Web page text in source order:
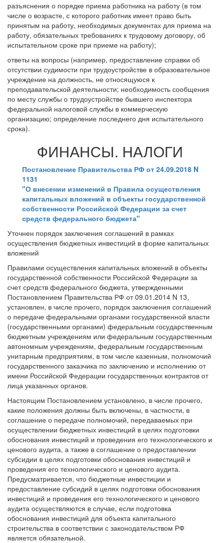
разъяснения о порядке приема работника на работу (в том
числе о возрасте, с которого работник имеет право быть
принятым на работу, необходимых документах для приема на
работу, обязательных требованиях к трудовому договору, об
испытательном сроке при приеме на работу);
ответы на вопросы (например, предоставление справки об
отсутствии судимости при трудоустройстве в образовательное
учреждение на должность, не относящуюся к
преподавательской деятельности; необходимость сообщения
по месту службы о трудоустройстве бывшего инспектора
федеральной налоговой службы в коммерческую
организацию; определение последнего дня испытательного
срока).
ФИНАНСЫ. НАЛОГИ
Постановление Правительства РФ от 24.09.2018 N
1131
"О внесении изменений в Правила осуществления
капитальных вложений в объекты государственной
собственности Российской Федерации за счет
средств федерального бюджета"
Уточнен порядок заключения соглашений в рамках
осуществления бюджетных инвестиций в форме капитальных
вложений
Правилами осуществления капитальных вложений в объекты
государственной собственности Российской Федерации за
счет средств федерального бюджета, утвержденными
Постановлением Правительства РФ от 09.01.2014 N 13,
установлен, в числе прочего, порядок заключения соглашений
о передаче федеральными органами государственной власти
(государственными органами) федеральным государственным
бюджетным учреждениям или федеральным государственным
автономным учреждениям, федеральным государственным
унитарным предприятиям, в том числе казенным, полномочий
государственного заказчика по заключению и исполнению от
имени Российской Федерации государственных контрактов от
лица указанных органов.
Настоящим Постановлением установлено, в числе прочего,
какие положения должны быть включены, в частности, в
соглашение о передаче полномочий, передаваемых при
осуществлении бюджетных инвестиций в целях подготовки
обоснования инвестиций и проведения его технологического и
ценового аудита, а также в соглашение о предоставлении
субсидии в целях подготовки обоснования инвестиций и
проведения его технологического и ценового аудита.
Предусматривается, что бюджетные инвестиции и
предоставление субсидий в целях подготовки обоснования
инвестиций и проведения его технологического и ценового
аудита осуществляются в случае, если подготовка
обоснования инвестиций для объекта капитального
строительства в соответствии с законодательством РФ
является обязательной.